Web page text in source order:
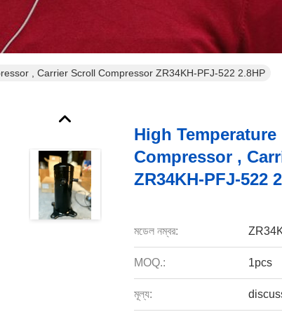
, Carrier Scroll Compressor ZR34KH-PFJ-522 2.8HP
High
Compressor ,
ZR34KH-PFJ-522
মডেল নম্বর:
MOQ.: 1pcs
মূল্য: